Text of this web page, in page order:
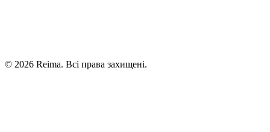
© 2026 Reima. Всі права захищені.